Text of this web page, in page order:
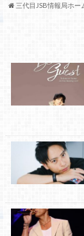
三代目JSB情報局ホー